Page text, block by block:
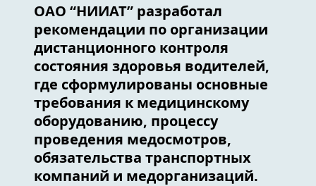
ОАО “НИИАТ” разработал
рекомендации по организации
дистанционного контроля
состояния здоровья водителей,
где сформулированы основные
требования к медицинскому
оборудованию, процессу
проведения медосмотров,
обязательства транспортных
компаний и медорганизаций.